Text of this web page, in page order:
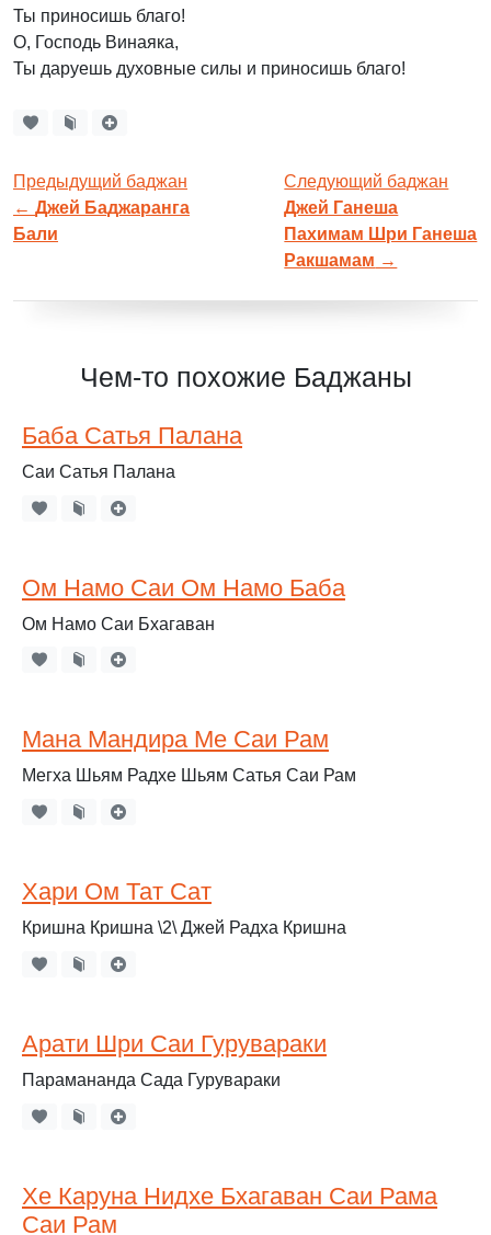
Ты приносишь благо!
О, Господь Винаяка,
Ты даруешь духовные силы и приносишь благо!
Предыдущий баджан
← Джей Баджаранга
Бали
Следующий баджан
Джей Ганеша
Пахимам Шри Ганеша
Ракшамам →
Чем-то похожие Баджаны
Баба Сатья Палана
Саи Сатья Палана
Ом Намо Саи Ом Намо Баба
Ом Намо Саи Бхагаван
Мана Мандира Ме Саи Рам
Мегха Шьям Радхе Шьям Сатья Саи Рам
Хари Ом Тат Сат
Кришна Кришна \2\ Джей Радха Кришна
Арати Шри Саи Гурувараки
Парамананда Сада Гурувараки
Хе Каруна Нидхе Бхагаван Саи Рама
Саи Рам